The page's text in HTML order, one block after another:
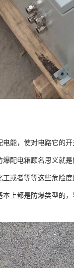
电能，使对电路它的
配电箱顾名思义就
或者等等这些危险
上都是防爆类型的